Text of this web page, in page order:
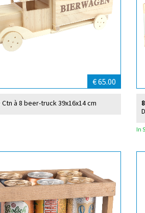
€ 65.00
Ctn à 8 beer-truck 39x16x14 cm
In